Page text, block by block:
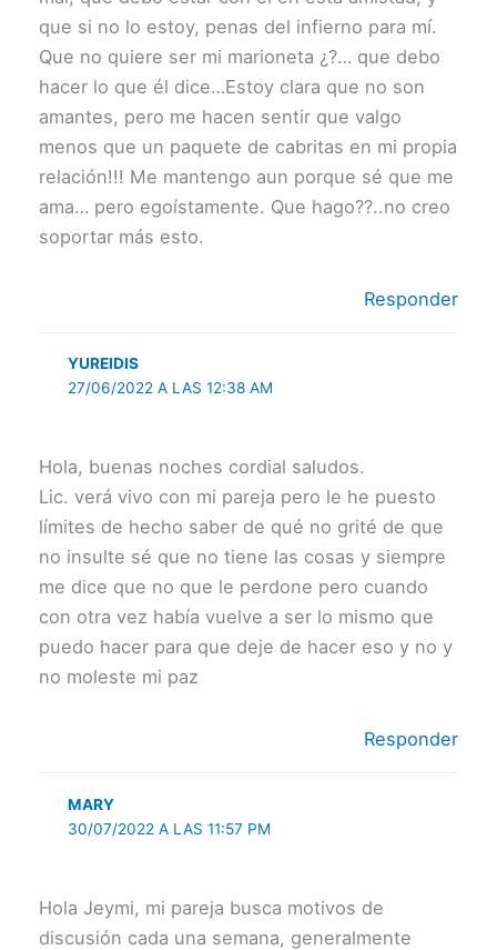
que si no lo estoy, penas del infierno para mí.
Que no quiere ser mi marioneta ¿?… que debo
hacer lo que él dice…Estoy clara que no son
amantes, pero me hacen sentir que valgo
menos que un paquete de cabritas en mi propia
relación!!! Me mantengo aun porque sé que me
ama… pero egoístamente. Que hago??..no creo
soportar más esto.
Responder
YUREIDIS
27/06/2022 A LAS 12:38 AM
Hola, buenas noches cordial saludos.
Lic. verá vivo con mi pareja pero le he puesto
límites de hecho saber de qué no grité de que
no insulte sé que no tiene las cosas y siempre
me dice que no que le perdone pero cuando
con otra vez había vuelve a ser lo mismo que
puedo hacer para que deje de hacer eso y no y
no moleste mi paz
Responder
MARY
30/07/2022 A LAS 11:57 PM
Hola Jeymi, mi pareja busca motivos de
discusión cada una semana, generalmente